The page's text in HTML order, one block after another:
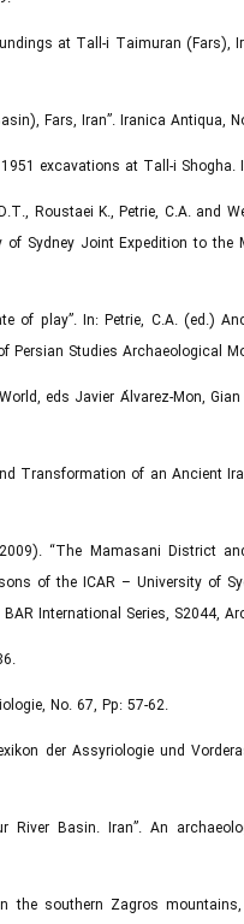
at Tall-i Taimuran (Fars),
Fars, Iran”. Iranica Antiqua,
excavations at Tall-i Shogha.
Roustaei K., Petrie, C.A. and
Sydney Joint Expedition to
of play”. In: Petrie, C.A. (ed.)
Studies Archaeological
eds Javier Álvarez-Mon,
Transformation of an Ancient
“The Mamasani District
of the ICAR – University of
International Series, S2044,
No. 67, Pp: 57-62.
der Assyriologie und
Basin. Iran”. An
southern Zagros